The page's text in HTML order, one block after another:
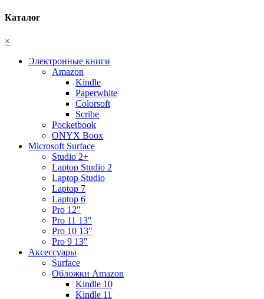
Каталог
×
Электронные книги
Amazon
Kindle
Paperwhite
Colorsoft
Scribe
Pocketbook
ONYX Boox
Microsoft Surface
Studio 2+
Laptop Studio 2
Laptop Studio
Laptop 7
Laptop 6
Pro 12"
Pro 11 13"
Pro 10 13"
Pro 9 13"
Аксессуары
Surface
Обложки Amazon
Kindle 10
Kindle 11